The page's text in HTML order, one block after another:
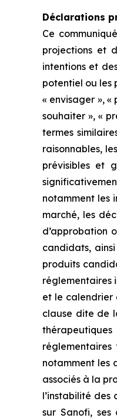
Déclarations
Ce
projections et
intentions et
potentiel ou les
« envisager », «
souhaiter », «
termes
raisonnables,
prévisibles et
notamment les
marché, les
d’approbation
candidats,
produits
réglementaires
et le calendrier
clause dite de
notamment les
associés à la
l’instabilité des
sur Sanofi, ses